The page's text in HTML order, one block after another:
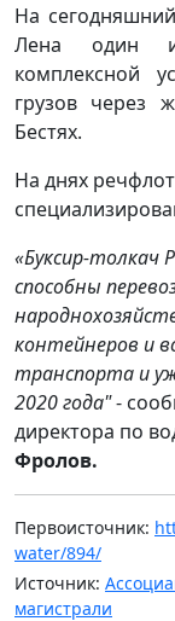
На
Лена один
комплексной
грузов через
Бестях.
На днях
«Буксир-толкач
способны
контейнеров и
транспорта и
2020 года"-
директора по
Фролов.
Первоисточник:
water/894/
Источник:
магистрали